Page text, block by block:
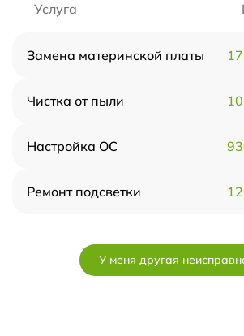
Услуга
Замена материнской платы
Чистка от пыли
Настройка ОС
Ремонт подсветки
У меня другая